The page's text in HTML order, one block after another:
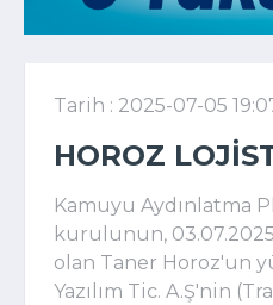
Tarih : 2025-07-05
HOROZ
Kamuyu Aydınlatma
kurulunun,
olan Taner Horoz'un
Yazılım Tic. A.Ş'nin